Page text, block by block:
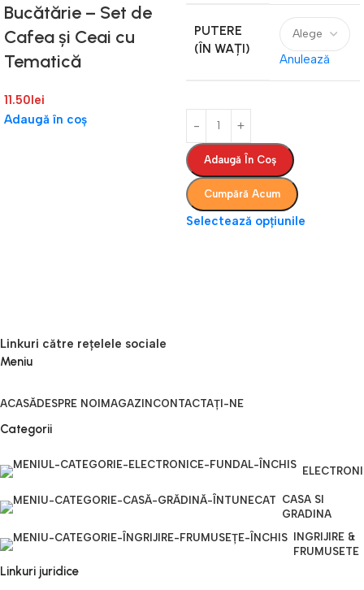
Bucătărie – Set de
Cafea și Ceai cu
Tematică
11.50lei
Adaugă în coș
PUTERE
(ÎN WAȚI)
Anulează
Adaugă În Coș
Cumpără Acum
Selectează opțiunile
Linkuri către rețelele sociale
Meniu
ACASĂDESPRE NOIMAGAZINCONTACTAȚI-NE
Categorii
CASA SI
GRADINA
INGRIJIRE &
FRUMUSETE
Linkuri juridice